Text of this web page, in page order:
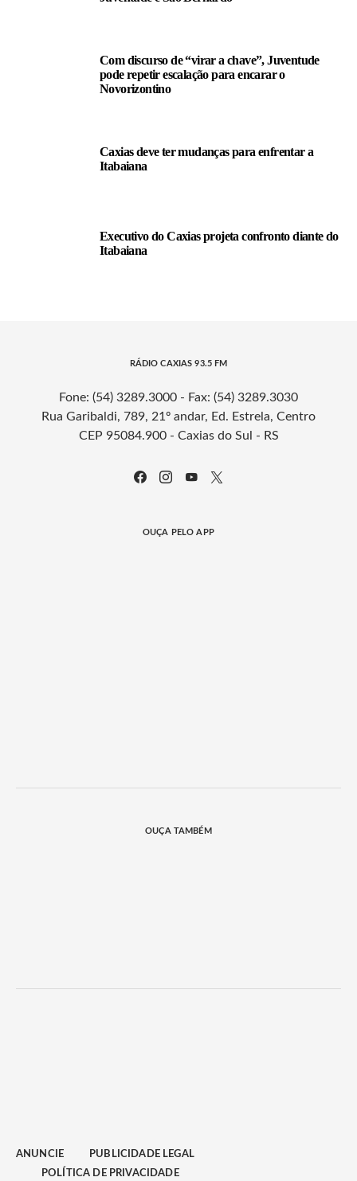
Com discurso de “virar a chave”, Juventude
pode repetir escalação para encarar o
Novorizontino
Caxias deve ter mudanças para enfrentar a
Itabaiana
Executivo do Caxias projeta confronto diante do
Itabaiana
RÁDIO CAXIAS 93.5 FM
Fone: (54) 3289.3000 - Fax: (54) 3289.3030
Rua Garibaldi, 789, 21º andar, Ed. Estrela, Centro
CEP 95084.900 - Caxias do Sul - RS
OUÇA PELO APP
OUÇA TAMBÉM
ANUNCIE
PUBLICIDADE LEGAL
POLÍTICA DE PRIVACIDADE